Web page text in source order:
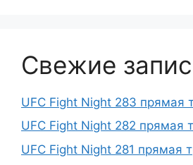
Свежие
UFC Fight Night 283 прямая
UFC Fight Night 282 прямая
UFC Fight Night 281 прямая